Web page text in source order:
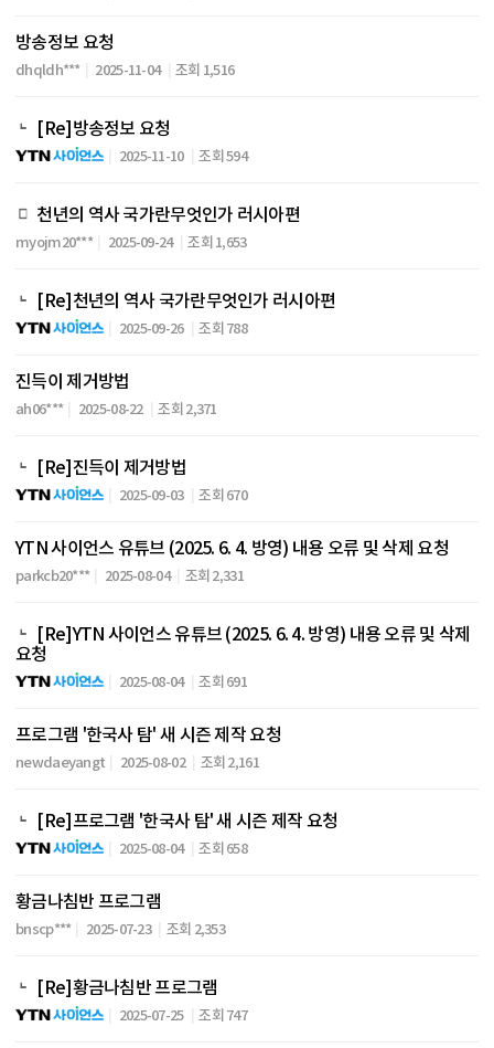
방송정보 요청
dhqldh*** 2025-11-04 조회 1,516
[Re]방송정보 요청
2025-11-10 조회 594
천년의 역사 국가란무엇인가 러시아편
myojm20*** 2025-09-24 조회 1,653
[Re]천년의 역사 국가란무엇인가 러시아편
2025-09-26 조회 788
진득이 제거방법
ah06*** 2025-08-22 조회 2,371
[Re]진득이 제거방법
2025-09-03 조회 670
YTN 사이언스 유튜브 (2025. 6. 4. 방영) 내용 오류 및 삭제 요청
parkcb20*** 2025-08-04 조회 2,331
[Re]YTN 사이언스 유튜브 (2025. 6. 4. 방영) 내용 오류 및 삭제
요청
2025-08-04 조회 691
프로그램 '한국사 탐' 새 시즌 제작 요청
newdaeyangt 2025-08-02 조회 2,161
[Re]프로그램 '한국사 탐' 새 시즌 제작 요청
2025-08-04 조회 658
황금나침반 프로그램
bnscp*** 2025-07-23 조회 2,353
[Re]황금나침반 프로그램
2025-07-25 조회 747